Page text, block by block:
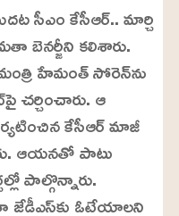
సీఎం కేసీఆర్‌.. మార్చి
బెనర్జీని కలిశారు.
హేమంత్‌ సోరెన్‌ను
చర్చించారు. ఆ
కేసీఆర్‌ మాజీ
ఆయనతో పాటు
పాల్గొన్నారు.
జేడీఎస్‌కు ఓటేయాలని